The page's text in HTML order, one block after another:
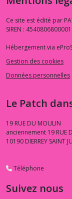
Ce site est édité par
SIREN :
Hébergement via
Gestion des cookies
Données personnelles
Le Patch
19 RUE DU MOULIN
anciennement 19 RUE
10190 DIERREY SAINT
Téléphone
Suivez nous